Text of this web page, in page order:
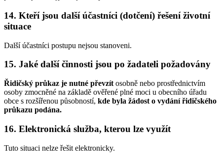
14. Kteří jsou další účastníci (dotčení) řešení životní
situace
Další účastníci postupu nejsou stanoveni.
15. Jaké další činnosti jsou po žadateli požadovány
Řidičský průkaz je nutné převzít osobně nebo prostřednictvím
osoby zmocněné na základě ověřené plné moci u obecního úřadu
obce s rozšířenou působností, kde byla žádost o vydání řidičského
průkazu podána.
16. Elektronická služba, kterou lze využít
Tuto situaci nelze řešit elektronicky.